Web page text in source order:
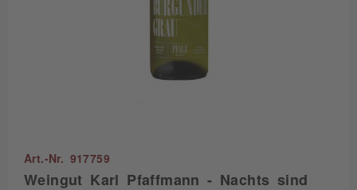
Art.-Nr. 917759
Weingut Karl Pfaffmann - Nachts sind